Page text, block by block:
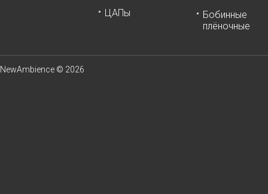
ЦАПы
Бобинные
плёночные
NewAmbience © 2026